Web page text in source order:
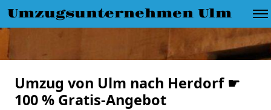
Umzugsunternehmen Ulm
Umzug von Ulm nach Herdorf ☛
100 % Gratis-Angebot